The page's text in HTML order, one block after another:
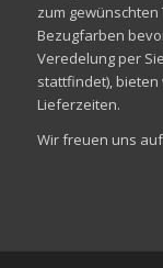
zum gewünschten
Bezugfarben
Veredelung per
stattfindet),
Lieferzeiten.
Wir freuen uns